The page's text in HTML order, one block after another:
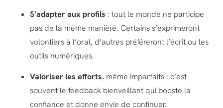
S’adapter aux profils : tout le monde ne participe
pas de la même manière. Certains s’exprimeront
volontiers à l’oral, d’autres préféreront l’écrit ou les
outils numériques.
Valoriser les efforts, même imparfaits : c’est
souvent le feedback bienveillant qui booste la
confiance et donne envie de continuer.